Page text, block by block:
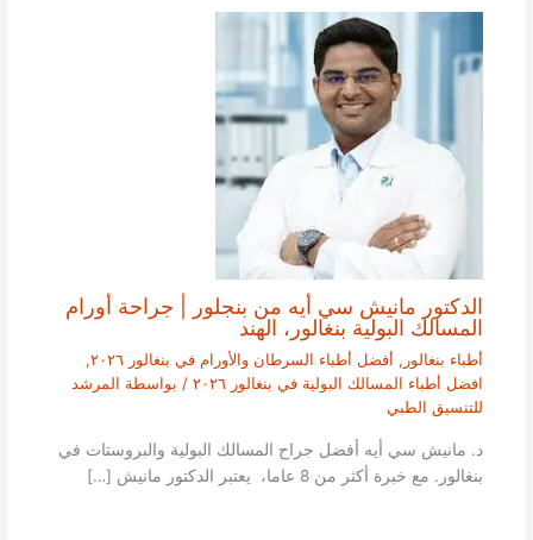
الدكتور مانيش سي أيه من بنجلور | جراحة أورام
المسالك البولية بنغالور، الهند
أطباء بنغالور , أفضل أطباء السرطان والأورام في بنغالور ٢٠٢٦
,
افضل أطباء المسالك البولية في بنغالور ٢٠٢٦
/ بواسطة المرشد
للتنسيق الطبي
د. مانيش سي أيه أفضل جراح المسالك البولية والبروستات في
بنغالور. مع خبرة أكثر من 8 عاما، يعتبر الدكتور مانيش […]